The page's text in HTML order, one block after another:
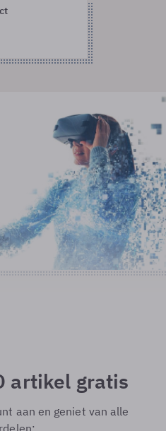
artikel gratis
aan en geniet van alle